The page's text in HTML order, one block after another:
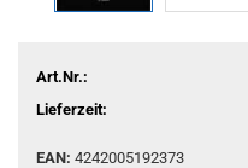
Art.Nr.:
Lieferzeit:
EAN: 4242005192373